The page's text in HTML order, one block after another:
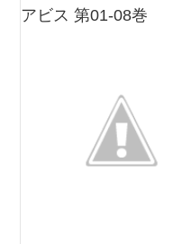
アビス 第01-08巻